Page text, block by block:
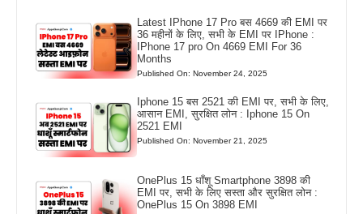
Latest IPhone 17 Pro बस 4669 की EMI पर
36 महीनों के लिए, सभी के EMI पर IPhone :
IPhone 17 pro On 4669 EMI For 36
Months
Published On: November 24, 2025
Iphone 15 बस 2521 की EMI पर, सभी के लिए,
आसान EMI, सुरक्षित लोन : Iphone 15 On
2521 EMI
Published On: November 21, 2025
OnePlus 15 धाँशू Smartphone 3898 की
EMI पर, सभी के लिए सस्ता और सुरक्षित लोन :
OnePlus 15 On 3898 EMI